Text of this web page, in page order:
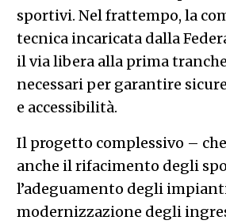
sportivi. Nel frattempo, la
tecnica incaricata dalla
il via libera alla prima
necessari per garantire
e accessibilità.
Il progetto complessivo –
anche il rifacimento degli
l’adeguamento degli
modernizzazione degli